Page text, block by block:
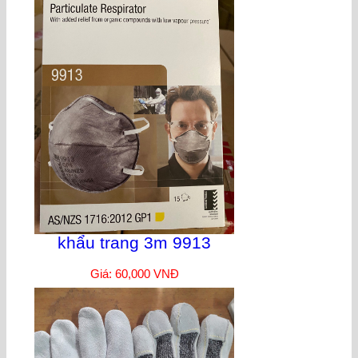
khẩu trang 3m 9913
Giá: 60,000 VNĐ